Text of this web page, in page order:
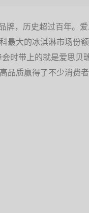
牌，历史超过百年。
最大的冰淇淋市场份
时带上的就是爱思贝
品质赢得了不少消费